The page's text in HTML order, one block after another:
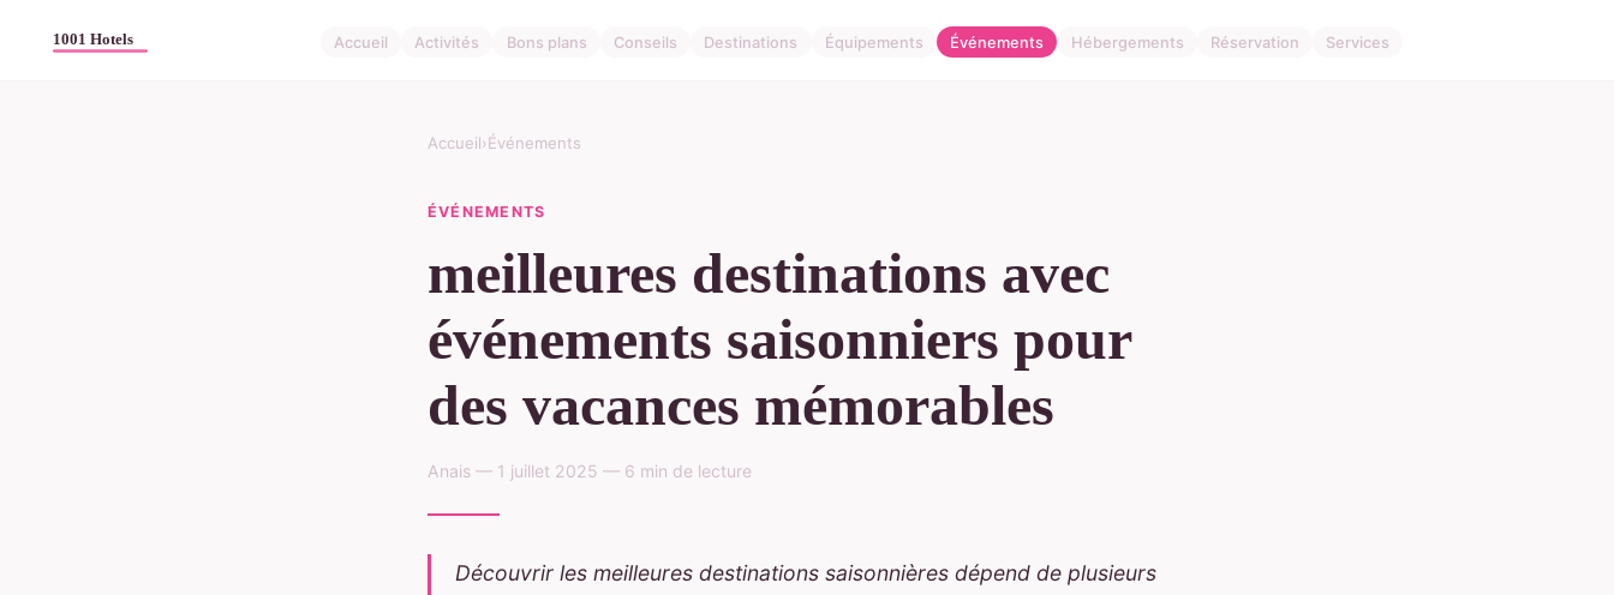
Accueil Activités Bons plans Conseils Destinations Équipements Événements Hébergements Réservation Services
Accueil›Événements
ÉVÉNEMENTS
meilleures destinations avec
événements saisonniers pour
des vacances mémorables
Anais — 1 juillet 2025 — 6 min de lecture
Découvrir les meilleures destinations saisonnières dépend de plusieurs